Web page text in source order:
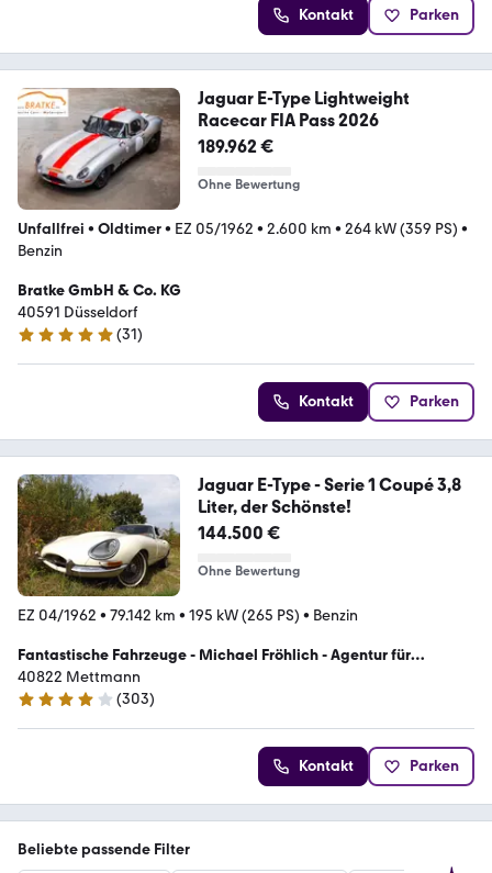
Kontakt Parken
Jaguar E-Type Lightweight
Racecar FIA Pass 2026
189.962 €
Ohne Bewertung
Unfallfrei • Oldtimer• EZ 05/1962 • 2.600 km • 264 kW (359 PS) •
Benzin
Bratke GmbH & Co. KG
40591 Düsseldorf
5 Sterne
(31)
Kontakt Parken
Jaguar E-Type - Serie 1 Coupé 3,8
Liter, der Schönste!
144.500 €
Ohne Bewertung
EZ 04/1962 • 79.142 km • 195 kW (265 PS) • Benzin
Fantastische Fahrzeuge - Michael Fröhlich - Agentur für
Oldtimer
40822 Mettmann
4.2 Sterne
(303)
Kontakt Parken
Beliebte passende Filter